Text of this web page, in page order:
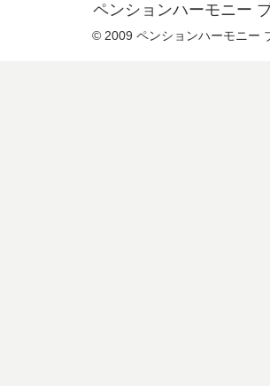
ペンションハーモニー
© 2009 ペンションハーモニー